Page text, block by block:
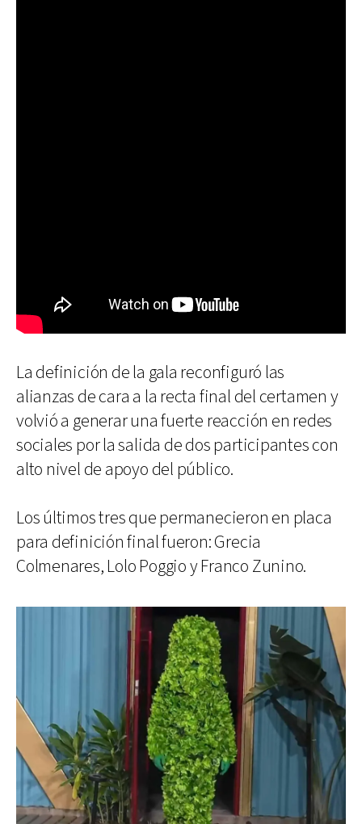
La definición de la gala reconfiguró las
alianzas de cara a la recta final del certamen y
volvió a generar una fuerte reacción en redes
sociales por la salida de dos participantes con
alto nivel de apoyo del público.
Los últimos tres que permanecieron en placa
para definición final fueron: Grecia
Colmenares, Lolo Poggio y Franco Zunino.